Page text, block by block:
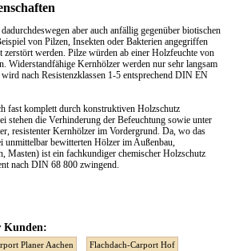
aber auch anfällig gegenüber biotischen
von Pilzen, Insekten oder Bakterien angegriffen
zerstört werden. Pilze würden ab einer Holzfeuchte von
Widerstandfähige Kernhölzer werden nur sehr langsam
nach Resistenzklassen 1-5 entsprechend DIN EN
fast komplett durch konstruktiven Holzschutz
stehen die Verhinderung der Befeuchtung sowie unter
resistenter Kernhölzer im Vordergrund. Da, wo das
unmittelbar bewitterten Hölzer im Außenbau,
Masten) ist ein fachkundiger chemischer Holzschutz
nach DIN 68 800 zwingend.
Kunden:
Planer Aachen Flachdach-Carport Hof